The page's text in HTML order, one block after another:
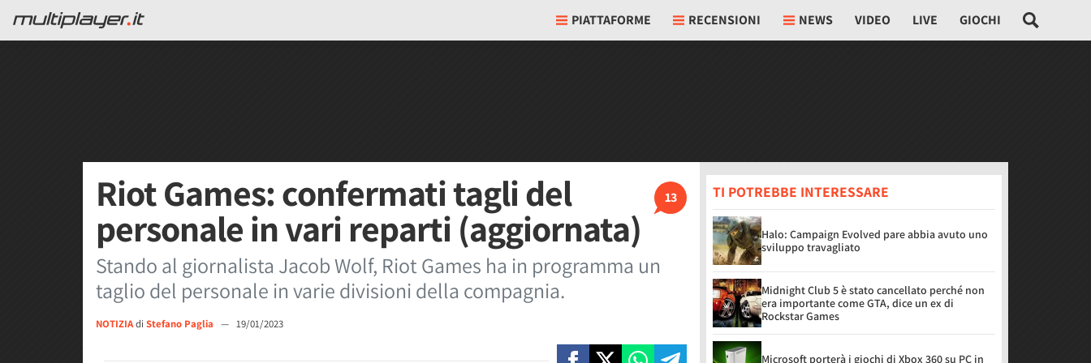
PIATTAFORME RECENSIONI NEWS VIDEO LIVE GIOCHI
13
Riot Games: confermati tagli del
personale in vari reparti (aggiornata)
Stando al giornalista Jacob Wolf, Riot Games ha in programma un
taglio del personale in varie divisioni della compagnia.
NOTIZIAdi Stefano Paglia — 19/01/2023
TI POTREBBE INTERESSARE
Halo: Campaign Evolved pare abbia avuto uno
sviluppo travagliato
Midnight Club 5 è stato cancellato perché non
era importante come GTA, dice un ex di
Rockstar Games
Microsoft porterà i giochi di Xbox 360 su PC in